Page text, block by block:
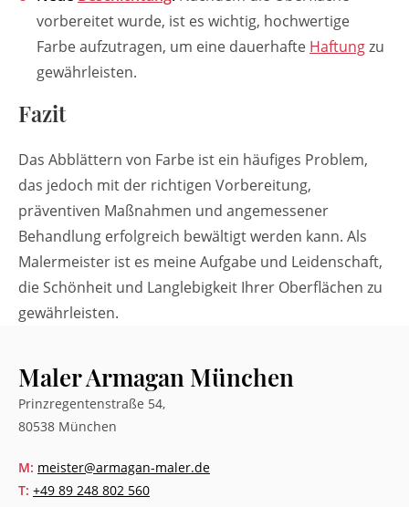
vorbereitet wurde, ist es wichtig, hochwertige
Farbe aufzutragen, um eine dauerhafte Haftungzu
gewährleisten.
Fazit
Das Abblättern von Farbe ist ein häufiges Problem,
das jedoch mit der richtigen Vorbereitung,
präventiven Maßnahmen und angemessener
Behandlung erfolgreich bewältigt werden kann. Als
Malermeister ist es meine Aufgabe und Leidenschaft,
die Schönheit und Langlebigkeit Ihrer Oberflächen zu
gewährleisten.
Maler Armagan München
Prinzregentenstraße 54,
80538 München
M: meister@armagan-maler.de
T: +49 89 248 802 560